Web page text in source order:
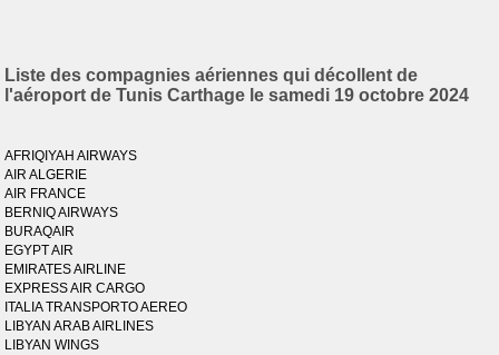
Liste des compagnies aériennes qui décollent de
l'aéroport de Tunis Carthage le samedi 19 octobre 2024
AFRIQIYAH AIRWAYS
AIR ALGERIE
AIR FRANCE
BERNIQ AIRWAYS
BURAQAIR
EGYPT AIR
EMIRATES AIRLINE
EXPRESS AIR CARGO
ITALIA TRANSPORTO AEREO
LIBYAN ARAB AIRLINES
LIBYAN WINGS